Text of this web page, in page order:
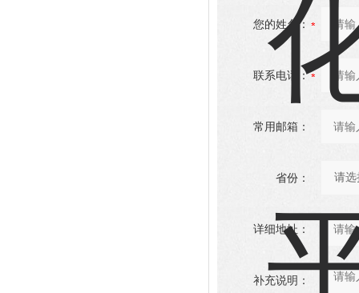
您的姓名：
联系电话：
常用邮箱：
省份：
详细地址：
补充说明：